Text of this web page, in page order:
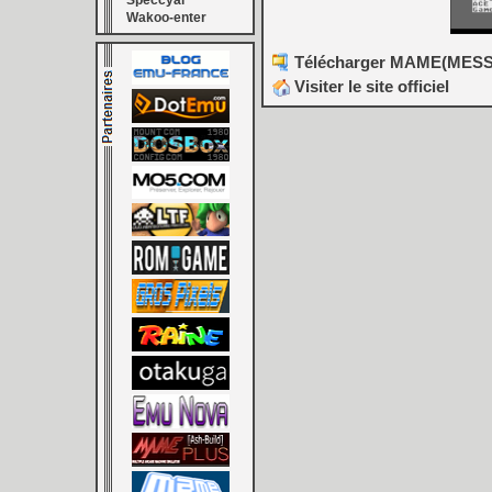
Wakoo-enter
Télécharger
Visiter le site officiel